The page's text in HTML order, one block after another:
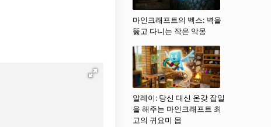
마인크래프트의 벡스: 벽을
뚫고 다니는 작은 악몽
알레이: 당신 대신 온갖 잡일
을 해주는 마인크래프트 최
고의 귀요미 몹